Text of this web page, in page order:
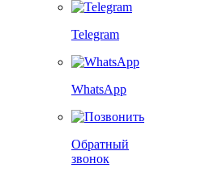
Telegram
WhatsApp
Обратный
звонок